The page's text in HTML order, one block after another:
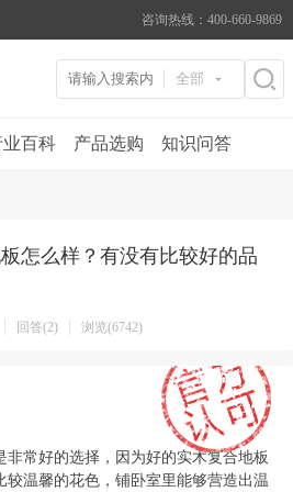
咨询热线：400-660-9869
全部
业百科 产品选购 知识问答
怎么样？有没有比较好的品
回答(2) 浏览(6742)
非常好的选择，因为好的实木复合地板
较温馨的花色，铺卧室里能够营造出温